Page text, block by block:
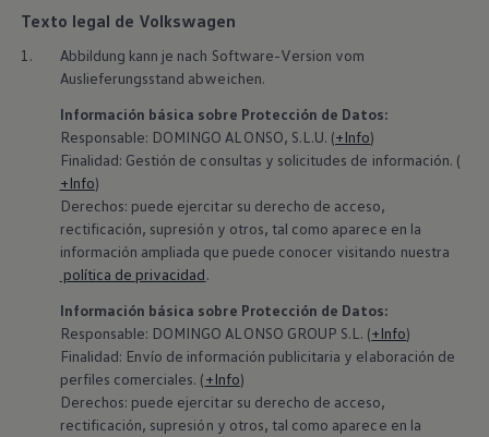
Texto legal de Volkswagen
1.
Abbildung kann je nach Software-Version vom
Auslieferungsstand abweichen.
Información básica sobre Protección de Datos:
Responsable: DOMINGO ALONSO, S.L.U. (+Info)
Finalidad: Gestión de consultas y solicitudes de información. (
+Info)
Derechos: puede ejercitar su derecho de acceso,
rectificación, supresión y otros, tal como aparece en la
información ampliada que puede conocer visitando nuestra
política de privacidad.
Información básica sobre Protección de Datos:
‍Responsable: DOMINGO ALONSO GROUP S.L. (+Info)
Finalidad: Envío de información publicitaria y elaboración de
perfiles comerciales. (+Info)
Derechos: puede ejercitar su derecho de acceso,
rectificación, supresión y otros, tal como aparece en la